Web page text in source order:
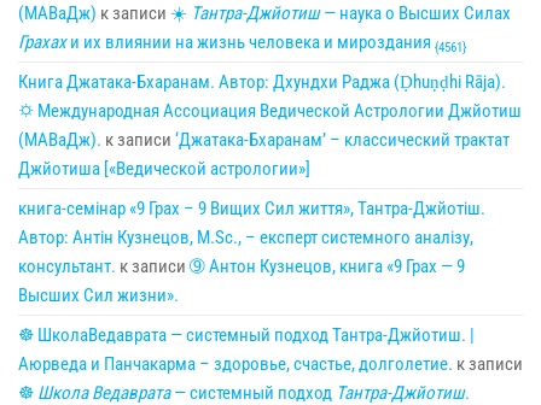
(МАВаДж) к записи ☀ Тантра-Джйотиш— наука о Высших Силах
Грахахи их влиянии на жизнь человека и мироздания {4561}
Книга Джатака-Бхаранам. Автор: Дхундхи Раджа (Ḍhuṇḍhi Rāja).
🌣 Международная Ассоциация Ведической Астрологии Джйотиш
(МАВаДж). к записи ‘Джатака-Бхаранам’ – классический трактат
Джйотиша [«Ведической астрологии»]
книга-семінар «9 Грах – 9 Вищих Сил життя», Тантра-Джйотіш.
Автор: Антін Кузнецов, M.Sc., – експерт системного аналізу,
консультант. к записи ➈ Антон Кузнецов, книга «9 Грах — 9
Высших Сил жизни».
☸ ШколаВедаврата — системный подход Тантра-Джйотиш. |
Аюрведа и Панчакарма – здоровье, счастье, долголетие. к записи
☸ Школа Ведаврата— системный подход Тантра-Джйотиш.